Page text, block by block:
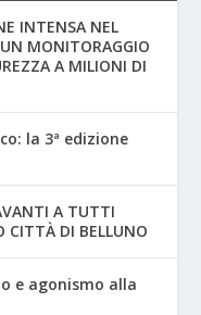
INTENSA NEL
MONITORAGGIO
A MILIONI DI
la 3ª edizione
A TUTTI
CITTÀ DI BELLUNO
e agonismo alla